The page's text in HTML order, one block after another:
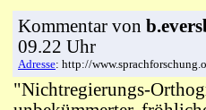
Kommentar von
09.22 Uhr
Adresse: http://
"Nichtregierungs-